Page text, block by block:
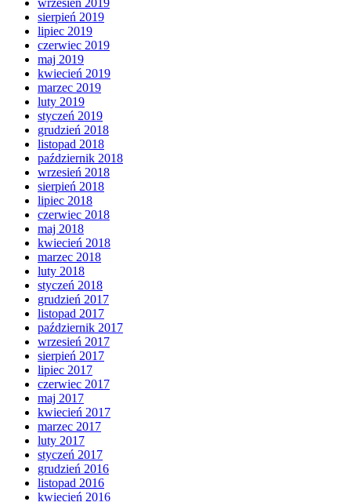
wrzesień 2019
sierpień 2019
lipiec 2019
czerwiec 2019
maj 2019
kwiecień 2019
marzec 2019
luty 2019
styczeń 2019
grudzień 2018
listopad 2018
październik 2018
wrzesień 2018
sierpień 2018
lipiec 2018
czerwiec 2018
maj 2018
kwiecień 2018
marzec 2018
luty 2018
styczeń 2018
grudzień 2017
listopad 2017
październik 2017
wrzesień 2017
sierpień 2017
lipiec 2017
czerwiec 2017
maj 2017
kwiecień 2017
marzec 2017
luty 2017
styczeń 2017
grudzień 2016
listopad 2016
kwiecień 2016